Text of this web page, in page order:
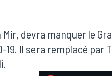
devra manquer le
Il sera remplacé par